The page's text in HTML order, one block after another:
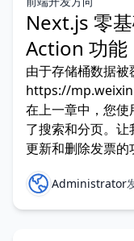
Next.js 零
Action 功能
由于存储桶数据
https://
在上一章中，您使
了搜索和分页。让
更新和删除发票
Administrator